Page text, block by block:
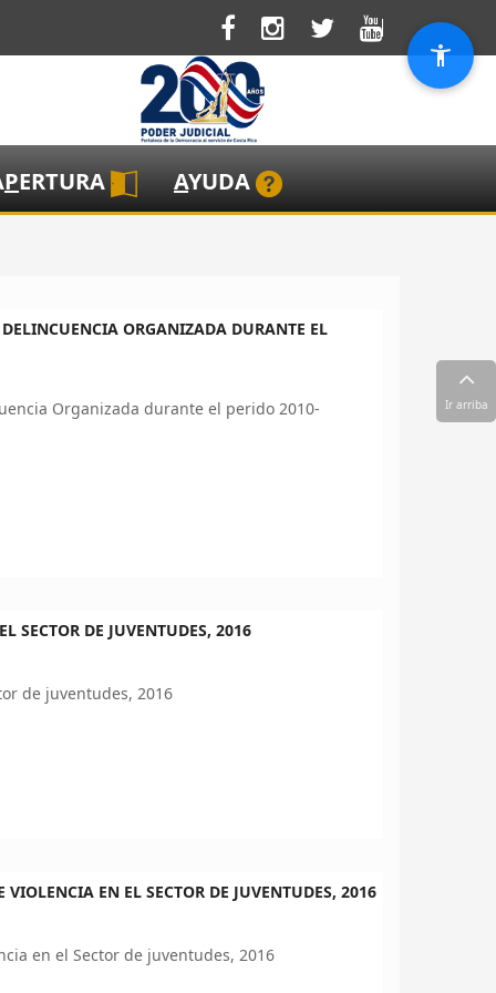
PERTURA AYUDA
ORGANIZADA DURANTE EL
Organizada durante el perido 2010-
SECTOR DE JUVENTUDES, 2016
de juventudes, 2016
EN EL SECTOR DE JUVENTUDES, 2016
en el Sector de juventudes, 2016
Ir arriba